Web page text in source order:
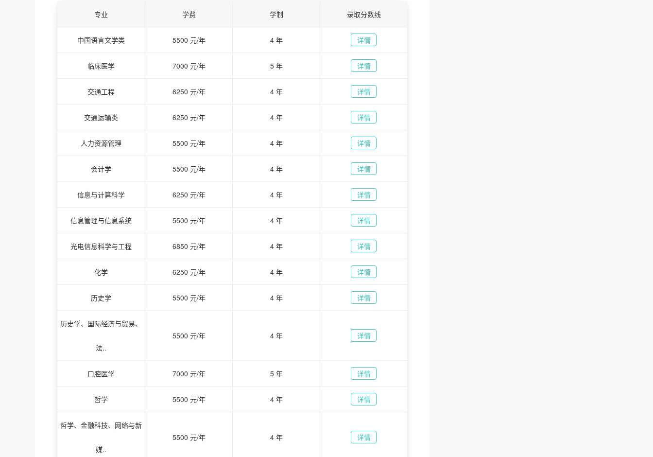
专业 学费 学制 录取分数线
中国语言文学类 5500 元/年 4 年 详情
临床医学 7000 元/年 5 年 详情
交通工程 6250 元/年 4 年 详情
交通运输类 6250 元/年 4 年 详情
人力资源管理 5500 元/年 4 年 详情
会计学 5500 元/年 4 年 详情
信息与计算科学 6250 元/年 4 年 详情
信息管理与信息系统 5500 元/年 4 年 详情
光电信息科学与工程 6850 元/年 4 年 详情
化学 6250 元/年 4 年 详情
历史学 5500 元/年 4 年 详情
历史学、国际经济与贸易、
法..
5500 元/年 4 年 详情
口腔医学 7000 元/年 5 年 详情
哲学 5500 元/年 4 年 详情
哲学、金融科技、网络与新
媒..
5500 元/年 4 年 详情